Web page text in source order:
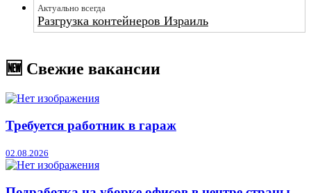
Актуально всегда
Разгрузка контейнеров Израиль
🆕 Свежие вакансии
Требуется работник в гараж
02.08.2026